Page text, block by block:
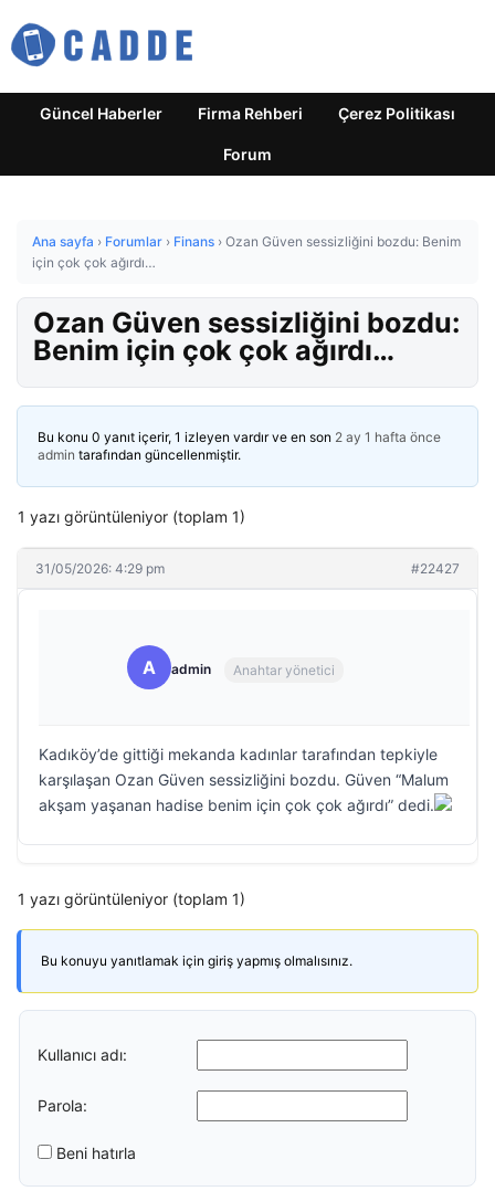
Güncel Haberler Firma Rehberi Çerez Politikası
Forum
Ana sayfa › Forumlar › Finans › Ozan Güven sessizliğini bozdu: Benim
için çok çok ağırdı…
Ozan Güven sessizliğini bozdu:
Benim için çok çok ağırdı…
Bu konu 0 yanıt içerir, 1 izleyen vardır ve en son 2 ay 1 hafta önce
admin tarafından güncellenmiştir.
1 yazı görüntüleniyor (toplam 1)
31/05/2026: 4:29 pm #22427
A admin Anahtar yönetici
Kadıköy’de gittiği mekanda kadınlar tarafından tepkiyle
karşılaşan Ozan Güven sessizliğini bozdu. Güven “Malum
akşam yaşanan hadise benim için çok çok ağırdı” dedi.
1 yazı görüntüleniyor (toplam 1)
Bu konuyu yanıtlamak için giriş yapmış olmalısınız.
Kullanıcı adı:
Parola:
Beni hatırla